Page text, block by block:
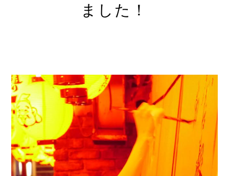
ました！